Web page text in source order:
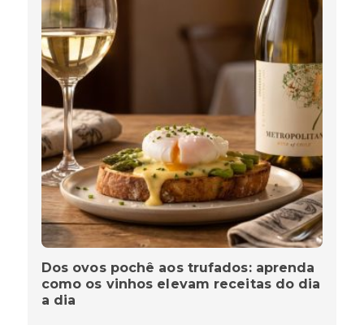
Dos ovos pochê aos trufados: aprenda
como os vinhos elevam receitas do dia
a dia